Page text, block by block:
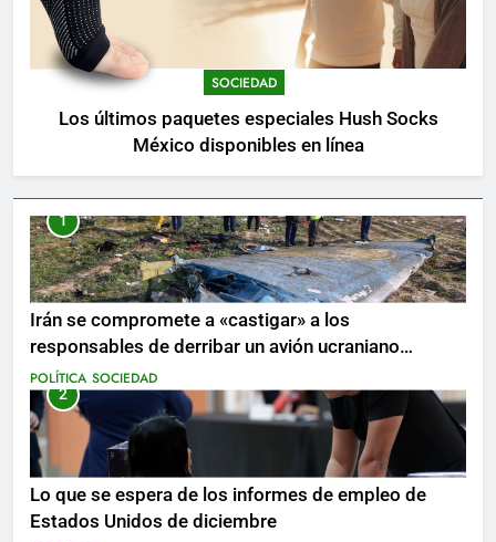
SOCIEDAD
Los últimos paquetes especiales Hush Socks
México disponibles en línea
1
Irán se compromete a «castigar» a los
responsables de derribar un avión ucraniano
mientras se realizan arrestos
POLÍTICA SOCIEDAD
2
Lo que se espera de los informes de empleo de
Estados Unidos de diciembre